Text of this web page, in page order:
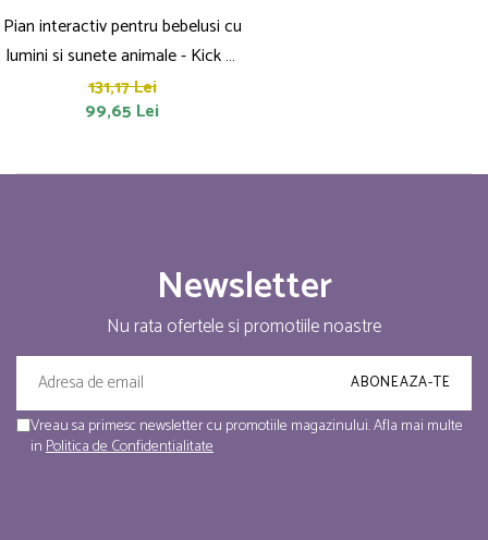
Pian interactiv pentru bebelusi cu
lumini si sunete animale - Kick &
Play 0+
131,17 Lei
99,65 Lei
Newsletter
Nu rata ofertele si promotiile noastre
Vreau sa primesc newsletter cu promotiile magazinului. Afla mai multe
inPolitica de Confidentialitate